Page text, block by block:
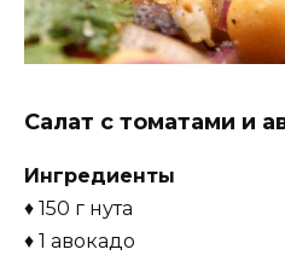
Салат с томатами и
Ингредиенты
♦ 150 г нута
♦ 1 авокадо